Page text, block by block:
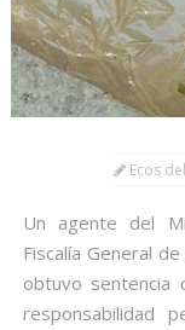
Ecos
Un agente del
Fiscalía General
obtuvo sentencia
responsabilidad